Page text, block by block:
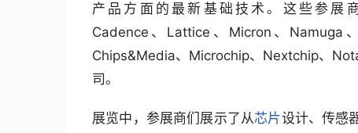
产品方面的最新基础技术。这些参展
Cadence、Lattice、Micron、Namuga
Chips&Media、Microchip、Nextchip、
司。
展览中，参展商们展示了从芯片设计、传感